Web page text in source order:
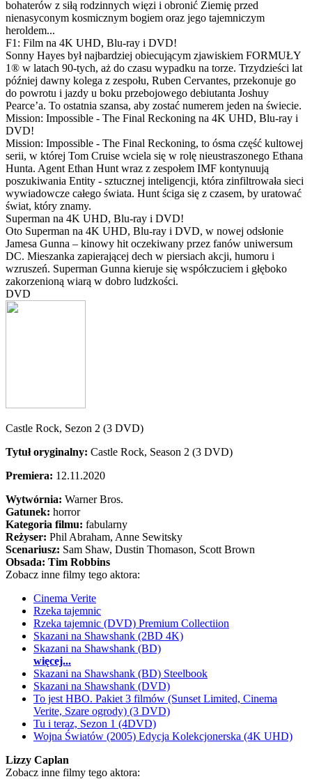
bohaterów z siłą rodzinnych więzi i obronić Ziemię przed
nienasyconym kosmicznym bogiem oraz jego tajemniczym
heroldem...
F1: Film na 4K UHD, Blu-ray i DVD!
Sonny Hayes był najbardziej obiecującym zjawiskiem FORMUŁY
1® w latach 90-tych, aż do czasu wypadku na torze. Trzydzieści lat
później dawny kolega z zespołu, Ruben Cervantes, przekonuje go
do powrotu i jazdy u boku przebojowego debiutanta Joshuy
Pearce’a. To ostatnia szansa, aby zostać numerem jeden na świecie.
Mission: Impossible - The Final Reckoning na 4K UHD, Blu-ray i
DVD!
Mission: Impossible - The Final Reckoning, to ósma część kultowej
serii, w której Tom Cruise wciela się w rolę nieustraszonego Ethana
Hunta. Agent Ethan Hunt wraz z zespołem IMF kontynuują
poszukiwania Entity - sztucznej inteligencji, która zinfiltrowała sieci
wywiadowcze całego świata. Hunt ściga się z czasem, by uratować
świat, który znamy.
Superman na 4K UHD, Blu-ray i DVD!
Oto Superman na 4K UHD, Blu-ray i DVD, w nowej odsłonie
Jamesa Gunna – kinowy hit oczekiwany przez fanów uniwersum
DC. Mieszanka zapierającej dech w piersiach akcji, humoru i
wzruszeń. Superman Gunna kieruje się współczuciem i głęboko
zakorzenioną wiarą w dobro ludzkości.
DVD
Castle Rock, Sezon 2 (3 DVD)
Tytuł oryginalny: Castle Rock, Season 2 (3 DVD)
Premiera: 12.11.2020
Wytwórnia: Warner Bros.
Gatunek: horror
Kategoria filmu: fabularny
Reżyser: Phil Abraham, Anne Sewitsky
Scenariusz: Sam Shaw, Dustin Thomason, Scott Brown
Obsada: Tim Robbins
Zobacz inne filmy tego aktora:
Cinema Verite
Rzeka tajemnic
Rzeka tajemnic (DVD) Premium Collectiion
Skazani na Shawshank (2BD 4K)
Skazani na Shawshank (BD)
więcej...
Skazani na Shawshank (BD) Steelbook
Skazani na Shawshank (DVD)
To jest HBO. Pakiet 3 filmów (Sunset Limited, Cinema
Verite, Szare ogrody) (3 DVD)
Tu i teraz, Sezon 1 (4DVD)
Wojna Światów (2005) Edycja Kolekcjonerska (4K UHD)
Lizzy Caplan
Zobacz inne filmy tego aktora: